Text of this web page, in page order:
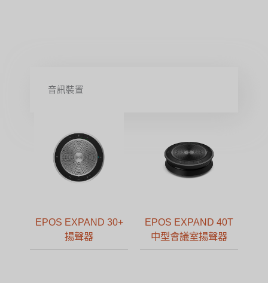
音訊裝置
EPOS EXPAND 30+
揚聲器
EPOS EXPAND 40T
中型會議室揚聲器